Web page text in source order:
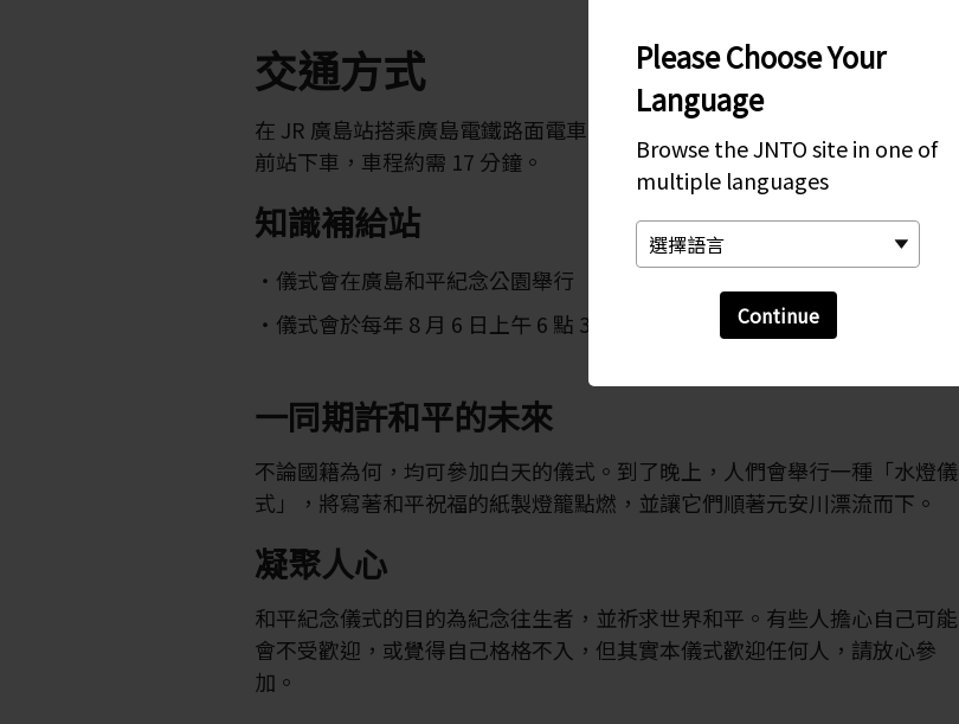
Please Choose Your
Language
Browse the JNTO site in one of
multiple languages
Continue
交通方式
在 JR 廣島站搭乘廣島電鐵路面電車（2 號線或 6 號線），接著在原爆圓屋頂
前站下車，車程約需 17 分鐘。
知識補給站
儀式會在廣島和平紀念公園舉行
儀式會於每年 8 月 6 日上午 6 點 30 分至 8 點 50 分舉行（可能有所變動）
一同期許和平的未來
不論國籍為何，均可參加白天的儀式。到了晚上，人們會舉行一種「水燈儀
式」，將寫著和平祝福的紙製燈籠點燃，並讓它們順著元安川漂流而下。
凝聚人心
和平紀念儀式的目的為紀念往生者，並祈求世界和平。有些人擔心自己可能
會不受歡迎，或覺得自己格格不入，但其實本儀式歡迎任何人，請放心參
加。